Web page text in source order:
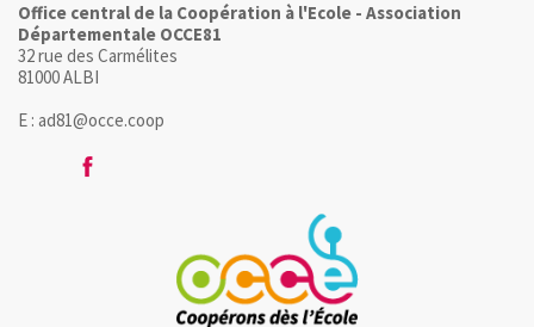
Office central de la Coopération à l'Ecole - Association
Départementale OCCE81
32 rue des Carmélites
81000 ALBI
E : ad81@occe.coop